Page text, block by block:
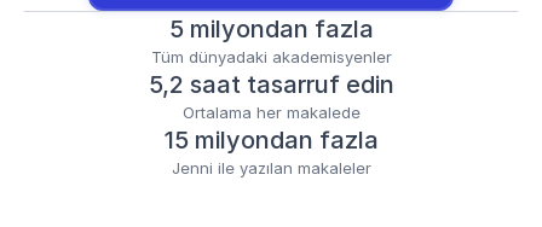
5 milyondan fazla
Tüm dünyadaki akademisyenler
5,2 saat tasarruf edin
Ortalama her makalede
15 milyondan fazla
Jenni ile yazılan makaleler